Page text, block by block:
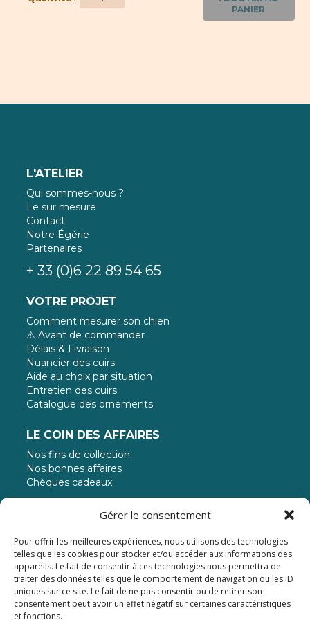
Gérer le consentement
Pour offrir les meilleures expériences, nous utilisons des technologies
telles que les cookies pour stocker et/ou accéder aux informations des
appareils. Le fait de consentir à ces technologies nous permettra de
traiter des données telles que le comportement de navigation ou les ID
uniques sur ce site. Le fait de ne pas consentir ou de retirer son
consentement peut avoir un effet négatif sur certaines caractéristiques
et fonctions.
PANIER
L'ATELIER
Qui sommes-nous ?
Le sur mesure
Contact
Notre Égérie
Partenaires
+ 33 (0)6 22 89 54 65
VOTRE PROJET
Comment mesurer son chien
⚠️ Avant de commander
Délais & Livraison
Nuancier des cuirs
Aide au choix par situation
Entretien des cuirs
Catalogue des ornements
LE COIN DES AFFAIRES
Nos fins de collection
Nos bonnes affaires
Chèques cadeaux
MODE DE PAIEMENT
Paiement jusqu'à 3 fois sans frais